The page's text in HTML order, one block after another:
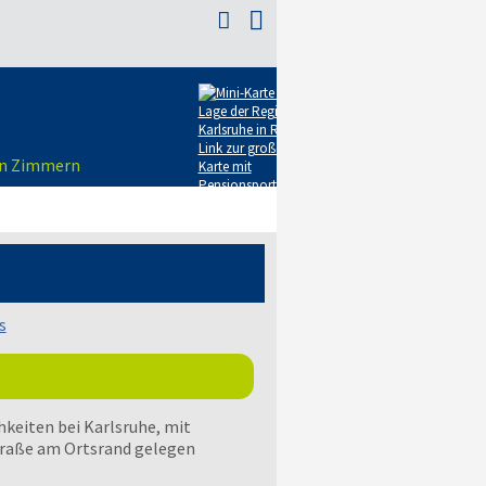

Zimmern
bei Karlsruhe, mit
am Ortsrand gelegen